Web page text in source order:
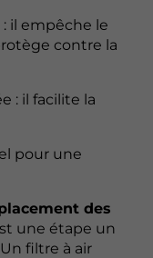
il empêche le
contre la
: il facilite la
pour une
des
une étape un
filtre à air